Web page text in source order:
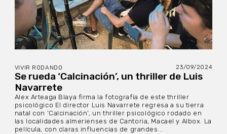
VIVIR RODANDO 23/09/2024
Se rueda ‘Calcinación’, un thriller de Luis
Navarrete
Alex Arteaga Blaya firma la fotografía de este thriller
psicológico El director Luis Navarrete regresa a su tierra
natal con ‘Calcinación’, un thriller psicológico rodado en
las localidades almerienses de Cantoria, Macael y Albox. La
película, con claras influencias de grandes...